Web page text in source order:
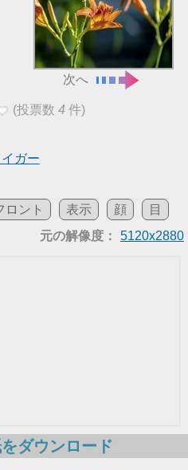
次へ
(投票数 4 件)
イガー
ロント 表示 顔
目
元の解像度：
5120x2880
ダウンロード